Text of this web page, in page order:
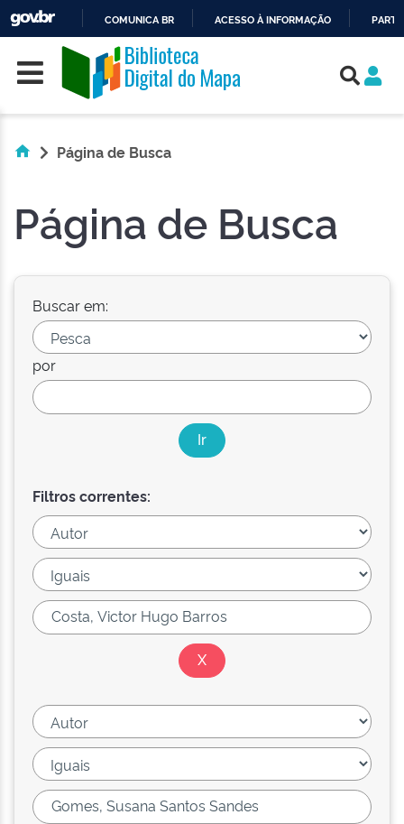
O
CONTEÚDO
COMUNICA BR ACESSO À INFORMAÇÃO
Skip navigation
Página de Busca
Página de Busca
Buscar em:
por
Filtros correntes: